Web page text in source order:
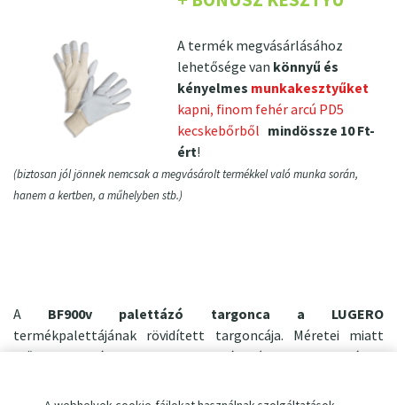
A termék megvásárlásához
lehetősége van könnyű és
kényelmes munkakesztyűket
kapni, finom fehér arcú PD5
kecskebőrből mindössze 10 Ft-
ért!
(biztosan jól jönnek nemcsak a megvásárolt termékkel való munka során,
hanem a kertben, a műhelyben stb.)
A BF900v palettázó targonca a LUGERO
termékpalettájának rövidített targoncája. Méretei miatt
előre meghatározott, különösen zárt térben, teherautókon
hosszúságúval rendelkezik, amely elsősorbanrövidebb és